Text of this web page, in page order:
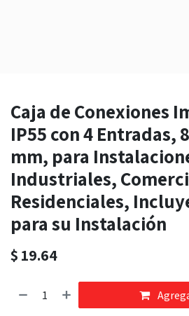
Caja de Conexiones
IP55 con 4 Entradas,
mm, para
Industriales,
Residenciales,
para su Instalación
$ 19.64